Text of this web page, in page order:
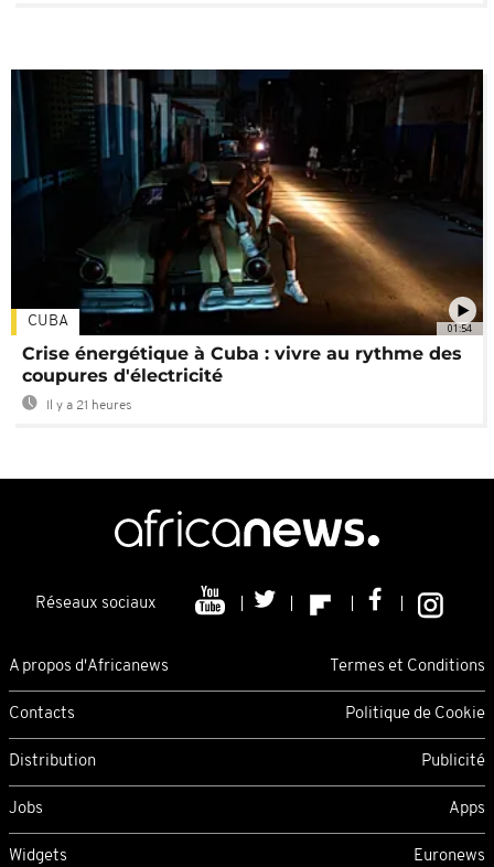
01:54
CUBA
Crise énergétique à Cuba : vivre au rythme des
coupures d'électricité
Il y a 21 heures
Réseaux sociaux
A propos d'Africanews Termes et Conditions
Contacts Politique de Cookie
Distribution Publicité
Jobs Apps
Widgets Euronews